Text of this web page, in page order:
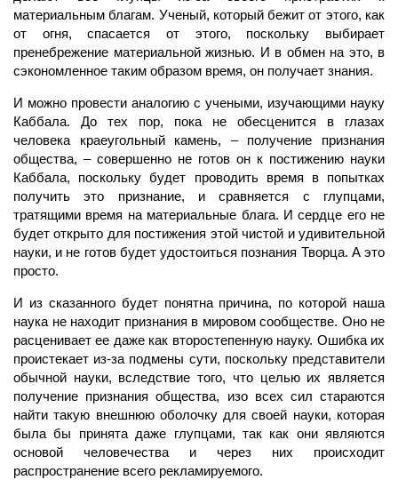
материальным благам. Ученый, который бежит от этого, как
от огня, спасается от этого, поскольку выбирает
пренебрежение материальной жизнью. И в обмен на это, в
сэкономленное таким образом время, он получает знания.
И можно провести аналогию с учеными, изучающими науку
Каббала. До тех пор, пока не обесценится в глазах
человека краеугольный камень, – получение признания
общества, – совершенно не готов он к постижению науки
Каббала, поскольку будет проводить время в попытках
получить это признание, и сравняется с глупцами,
тратящими время на материальные блага. И сердце его не
будет открыто для постижения этой чистой и удивительной
науки, и не готов будет удостоиться познания Творца. А это
просто.
И из сказанного будет понятна причина, по которой наша
наука не находит признания в мировом сообществе. Оно не
расценивает ее даже как второстепенную науку. Ошибка их
проистекает из-за подмены сути, поскольку представители
обычной науки, вследствие того, что целью их является
получение признания общества, изо всех сил стараются
найти такую внешнюю оболочку для своей науки, которая
была бы принята даже глупцами, так как они являются
основой человечества и через них происходит
распространение всего рекламируемого.